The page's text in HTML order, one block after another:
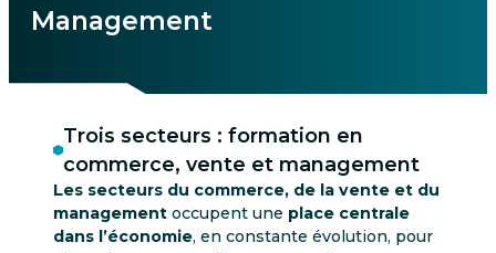
Management
Trois secteurs : formation en
commerce, vente et management
Les secteurs du commerce, de la vente et du
management occupent une place centrale
dans l’économie, en constante évolution, pour